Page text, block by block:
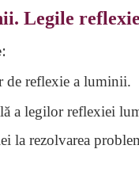
Legile
de reflexie a luminii.
a legilor reflexiei
la rezolvarea